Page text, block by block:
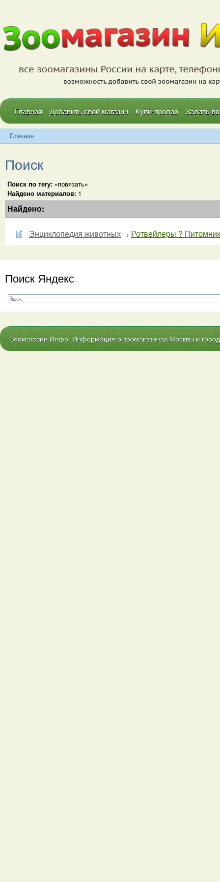
Главная Добавить свой магазин Купи-продай Задать
Главная
Поиск
Поиск по тегу: «повязать»
Найдено материалов: 1
Найдено:
Энциклопедия животных → Ротвейлеры ?
Поиск Яндекс
Зоомагазин Инфо. Информация о зоомагазинах Москвы и